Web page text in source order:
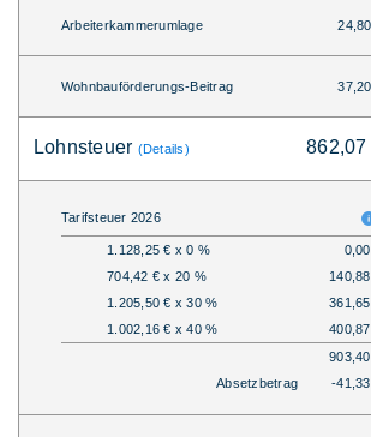
Arbeiterkammerumlage
Wohnbauförderungs-Beitrag
Lohnsteuer (Details) 862,07
Tarifsteuer 2026
1.128,25 € x 0 %
704,42 € x 20 %
1.205,50 € x 30 %
1.002,16 € x 40 %
Absetzbetrag
-